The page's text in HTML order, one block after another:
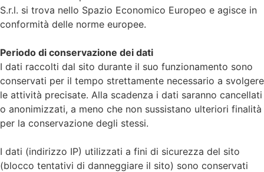
S.r.l. si trova nello Spazio Economico Europeo e agisce in
conformità delle norme europee.
Periodo di conservazione dei dati
I dati raccolti dal sito durante il suo funzionamento sono
conservati per il tempo strettamente necessario a svolgere
le attività precisate. Alla scadenza i dati saranno cancellati
o anonimizzati, a meno che non sussistano ulteriori finalità
per la conservazione degli stessi.
I dati (indirizzo IP) utilizzati a fini di sicurezza del sito
(blocco tentativi di danneggiare il sito) sono conservati